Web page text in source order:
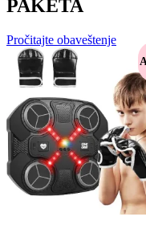
PAKETA
Pročitajte obaveštenje